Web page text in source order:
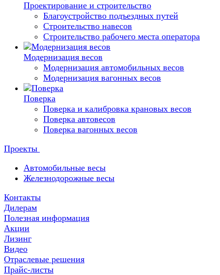
Проектирование и строительство
Благоустройство подъездных путей
Строительство навесов
Строительство рабочего места оператора
Модернизация весов
Модернизация автомобильных весов
Модернизация вагонных весов
Поверка
Поверка и калибровка крановых весов
Поверка автовесов
Поверка вагонных весов
Проекты
Автомобильные весы
Железнодорожные весы
Контакты
Дилерам
Полезная информация
Акции
Лизинг
Видео
Отраслевые решения
Прайс-листы